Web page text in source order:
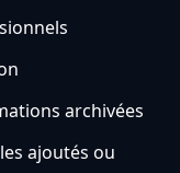
archivées
ajoutés ou